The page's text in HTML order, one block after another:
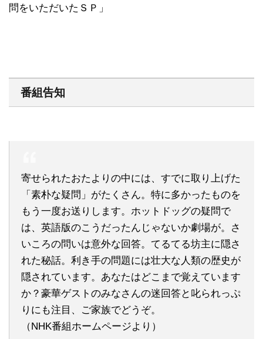
問をいただいたＳＰ」
番組告知
寄せられたおたよりの中には、すでに取り上げた
「素朴な疑問」がたくさん。特に多かったものを
もう一度お送りします。ホットドッグの疑問で
は、英語版のこうだったんじゃないか劇場が。さ
いころの問いは意外な回答。てるてる坊主に隠さ
れた秘話。利き手の問題には壮大な人類の歴史が
隠されています。あなたはどこまで覚えています
か？豪華ゲストのみなさんの迷回答と叱られっぷ
りにも注目、ご家族でどうぞ。
（NHK番組ホームページより）